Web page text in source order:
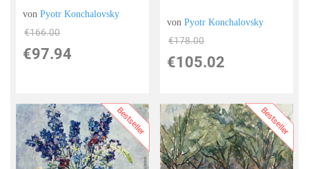
vonPyotr Konchalovsky
€166.00
€97.94
vonPyotr Konchalovsky
€178.00
€105.02
Bestseller Bestseller